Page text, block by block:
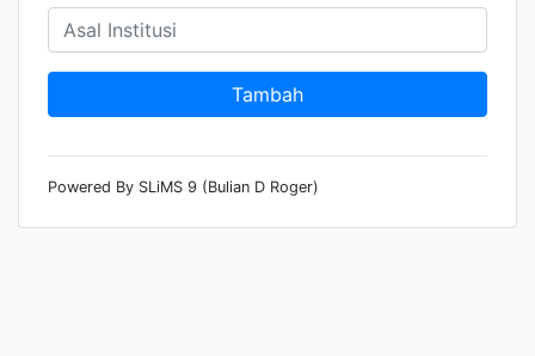
Powered By SLiMS 9 (Bulian D Roger)